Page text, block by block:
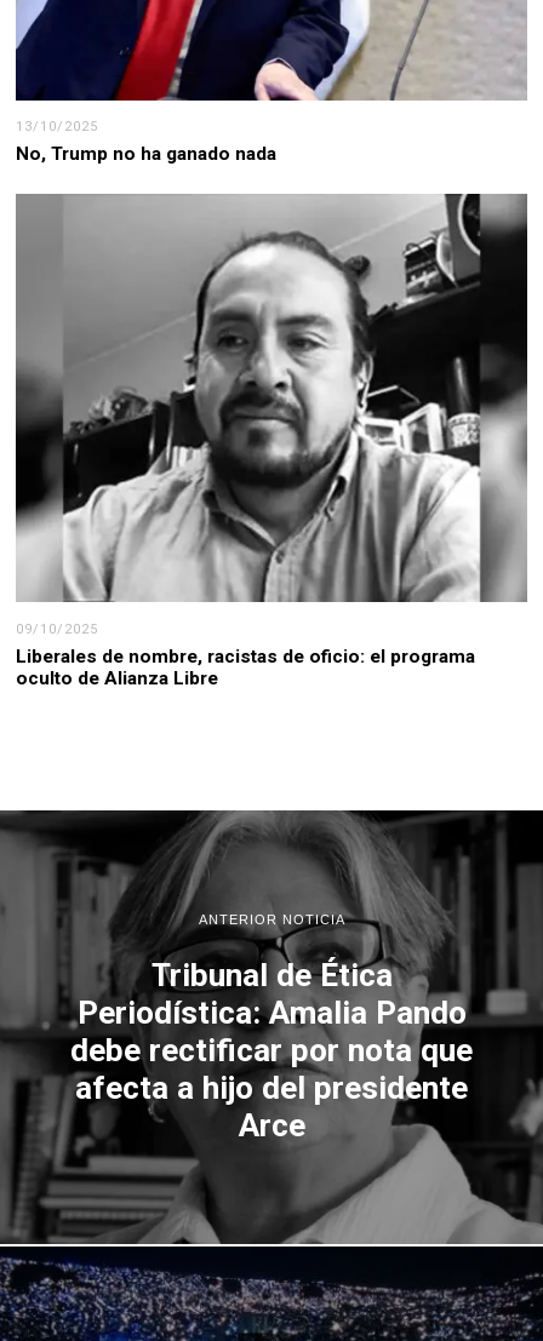
13/10/2025
No, Trump no ha ganado nada
09/10/2025
Liberales de nombre, racistas de oficio: el programa
oculto de Alianza Libre
ANTERIOR NOTICIA
Tribunal de Ética
Periodística: Amalia Pando
debe rectificar por nota que
afecta a hijo del presidente
Arce